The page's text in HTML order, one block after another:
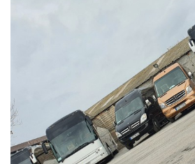
Περισσότερα